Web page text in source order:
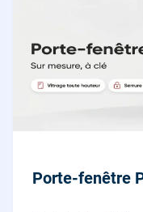
Porte-fenêtre